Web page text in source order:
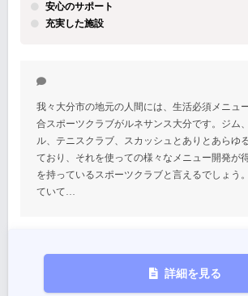
安心のサポート
充実した施設
我々大分市の地元の人間には、生活必須メニュ
合スポーツクラブがルネサンス大分です。ジム
ル、テニスクラブ、スカッシュとありとあらゆ
ており、それを使っての様々なメニュー開発が
を持っているスポーツクラブと言えるでしょう
ていて…
詳細を見る